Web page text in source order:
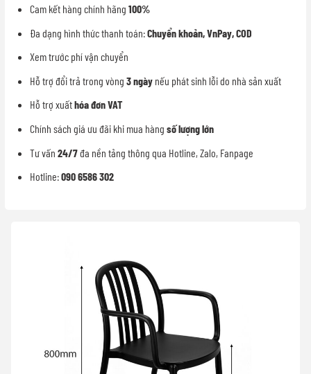
Cam kết hàng chính hãng 100%
Đa dạng hình thức thanh toán:Chuyển khoản, VnPay, COD
Xem trước phí vận chuyển
Hỗ trợ đổi trả trong vòng 3 ngày nếu phát sinh lỗi do nhà sản xuất
Hỗ trợ xuấthóa đơn VAT
Chính sách giá ưu đãi khi mua hàng số lượng lớn
Tư vấn 24/7đa nền tảng thông qua Hotline, Zalo, Fanpage
Hotline:090 6586 302